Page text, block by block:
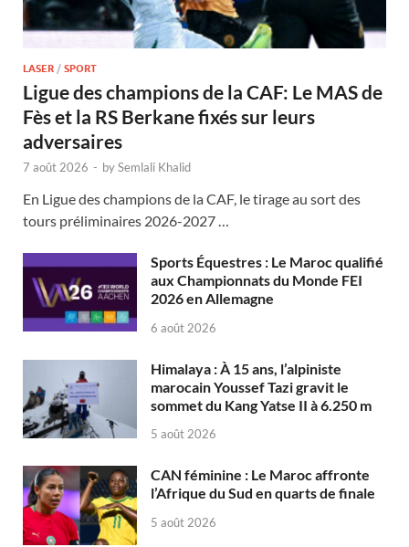
LASER / SPORT
Ligue des champions de la CAF: Le MAS de
Fès et la RS Berkane fixés sur leurs
adversaires
7 août 2026 - bySemlali Khalid
En Ligue des champions de la CAF, le tirage au sort des
tours préliminaires 2026-2027 …
Sports Équestres : Le Maroc qualifié
aux Championnats du Monde FEI
2026 en Allemagne
6 août 2026
Himalaya : À 15 ans, l’alpiniste
marocain Youssef Tazi gravit le
sommet du Kang Yatse II à 6.250 m
5 août 2026
CAN féminine : Le Maroc affronte
l’Afrique du Sud en quarts de finale
5 août 2026